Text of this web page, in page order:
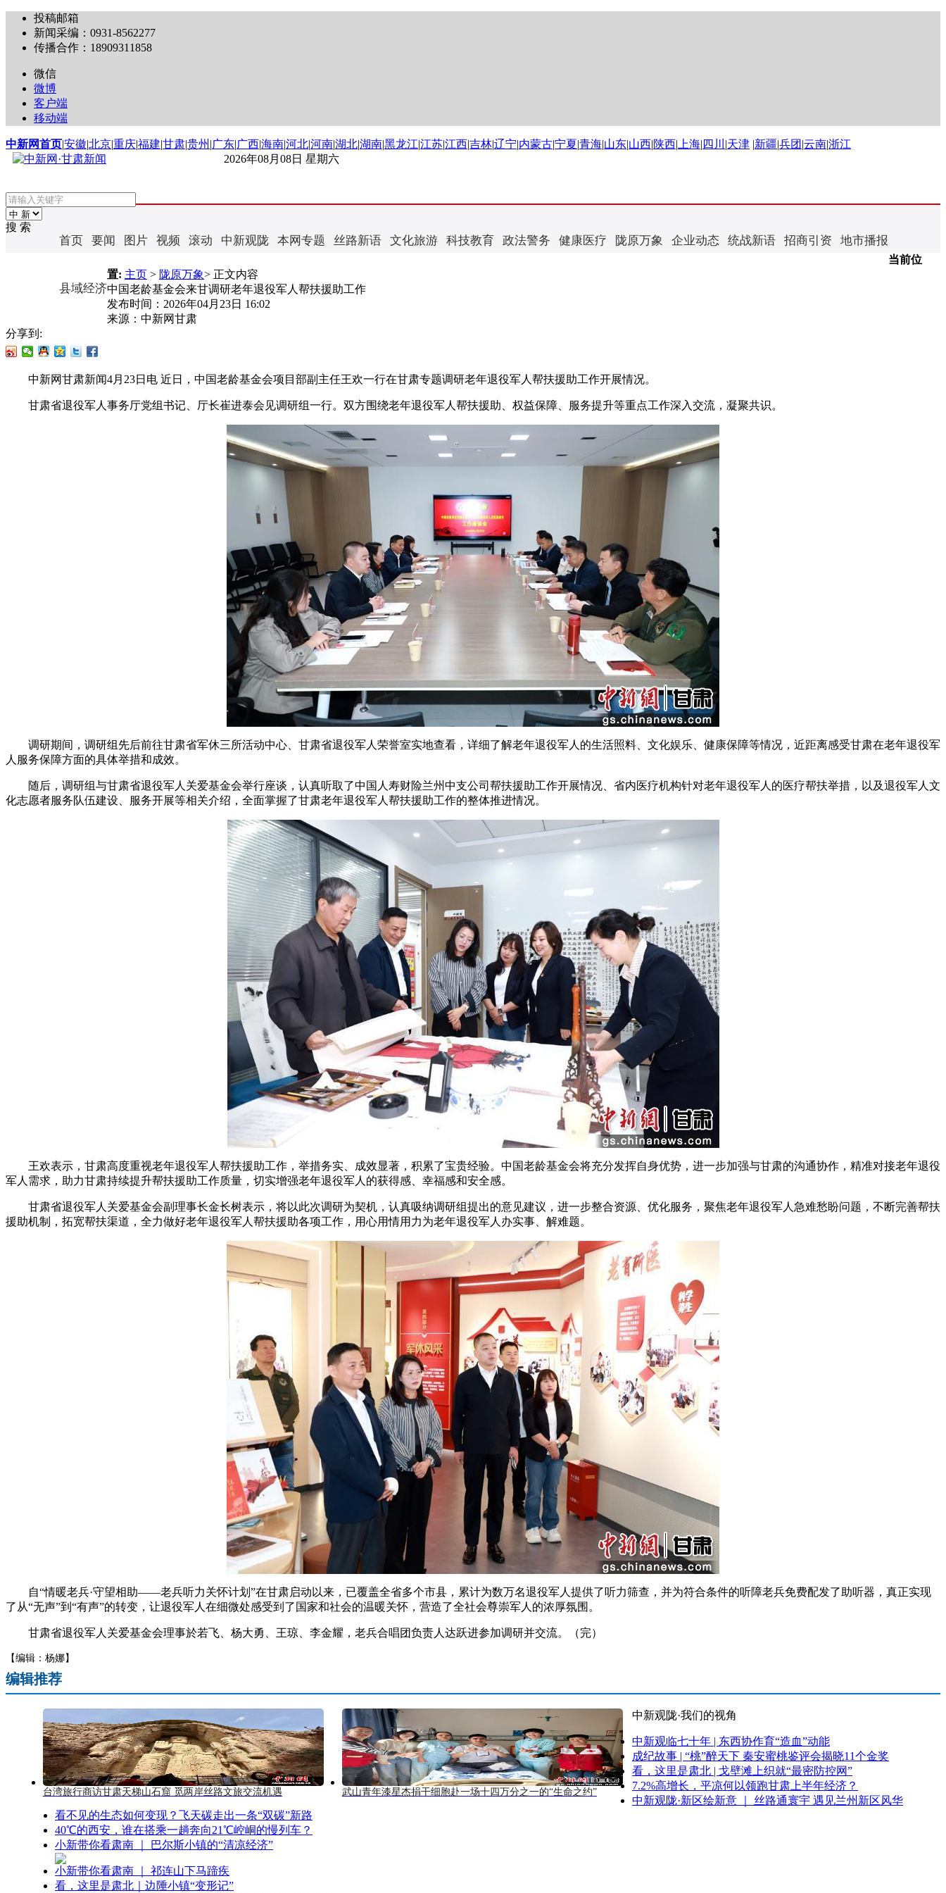
投稿邮箱
新闻采编：0931-8562277
传播合作：18909311858
微信
微博
客户端
移动端
中新网首页|安徽|北京|重庆|福建|甘肃|贵州 |广东|广西|海南|河北|河南|湖北|湖南|黑龙江|江苏|江西|吉林|辽宁|内蒙古|宁夏|青海|山东|山西|陕西| 上海| 四川 |天津 |新疆|兵团 |云南|浙江
2026年08月08日 星期六
搜 索
首页 要闻 图片 视频 滚动 中新观陇 本网专题 丝路新语 文化旅游 科技教育 政法警务 健康医疗 陇原万象 企业动态 统战新语 招商引资 地市播报
县域经济
当前位
置: 主页 > 陇原万象> 正文内容
中国老龄基金会来甘调研老年退役军人帮扶援助工作
发布时间： 2026年04月23日 16:02
来源： 中新网甘肃
分享到:
中新网甘肃新闻4月23日电 近日，中国老龄基金会项目部副主任王欢一行在甘肃专题调研老年退役军人帮扶援助工作开展情况。
甘肃省退役军人事务厅党组书记、厅长崔进泰会见调研组一行。双方围绕老年退役军人帮扶援助、权益保障、服务提升等重点工作深入交流，凝聚共识。
调研期间，调研组先后前往甘肃省军休三所活动中心、甘肃省退役军人荣誉室实地查看，详细了解老年退役军人的生活照料、文化娱乐、健康保障等情况，近距离感受甘肃在老年退役军
人服务保障方面的具体举措和成效。
随后，调研组与甘肃省退役军人关爱基金会举行座谈，认真听取了中国人寿财险兰州中支公司帮扶援助工作开展情况、省内医疗机构针对老年退役军人的医疗帮扶举措，以及退役军人文
化志愿者服务队伍建设、服务开展等相关介绍，全面掌握了甘肃老年退役军人帮扶援助工作的整体推进情况。
王欢表示，甘肃高度重视老年退役军人帮扶援助工作，举措务实、成效显著，积累了宝贵经验。中国老龄基金会将充分发挥自身优势，进一步加强与甘肃的沟通协作，精准对接老年退役
军人需求，助力甘肃持续提升帮扶援助工作质量，切实增强老年退役军人的获得感、幸福感和安全感。
甘肃省退役军人关爱基金会副理事长金长树表示，将以此次调研为契机，认真吸纳调研组提出的意见建议，进一步整合资源、优化服务，聚焦老年退役军人急难愁盼问题，不断完善帮扶
援助机制，拓宽帮扶渠道，全力做好老年退役军人帮扶援助各项工作，用心用情用力为老年退役军人办实事、解难题。
自“情暖老兵·守望相助——老兵听力关怀计划”在甘肃启动以来，已覆盖全省多个市县，累计为数万名退役军人提供了听力筛查，并为符合条件的听障老兵免费配发了助听器，真正实现
了从“无声”到“有声”的转变，让退役军人在细微处感受到了国家和社会的温暖关怀，营造了全社会尊崇军人的浓厚氛围。
甘肃省退役军人关爱基金会理事於若飞、杨大勇、王琼、李金耀，老兵合唱团负责人达跃进参加调研并交流。（完）
【编辑：杨娜】
编辑推荐
台湾旅行商访甘肃天梯山石窟 觅两岸丝路文旅交流机遇 武山青年漆星杰捐干细胞赴一场十四万分之一的“生命之约”
中新观陇·我们的视角
中新观临七十年 | 东西协作育“造血”动能
成纪故事 | “桃”醉天下 秦安蜜桃鉴评会揭晓11个金奖
看，这里是肃北 | 戈壁滩上织就“最密防控网”
7.2%高增长，平凉何以领跑甘肃上半年经济？
中新观陇·新区绘新意 ｜ 丝路通寰宇 遇见兰州新区风华
看不见的生态如何变现？飞天碳走出一条“双碳”新路
40℃的西安，谁在搭乘一趟奔向21℃崆峒的慢列车？
小新带你看肃南 ｜ 巴尔斯小镇的“清凉经济”
小新带你看肃南 ｜ 祁连山下马蹄疾
看，这里是肃北｜边陲小镇“变形记”